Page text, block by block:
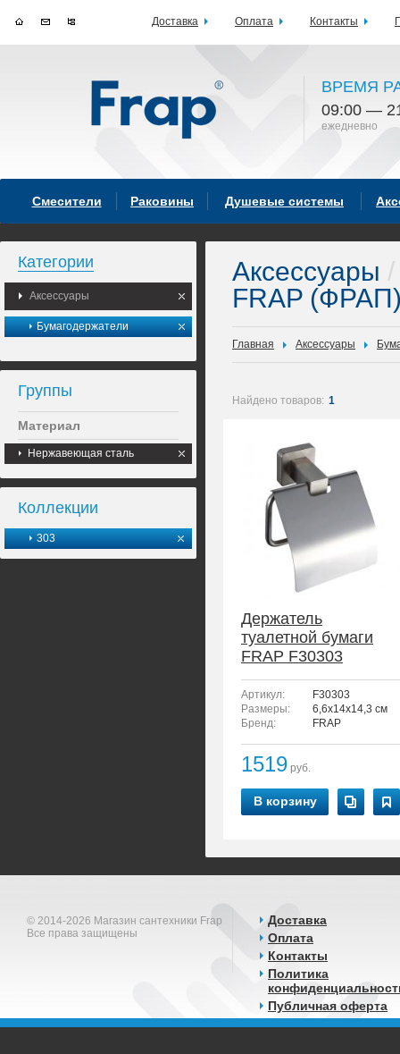
ВРЕМЯ
09:00 —
ежедневно
Смесители Раковины Душевые системы
Категории
Аксессуары
Бумагодержатели
Группы
Материал
Нержавеющая сталь
Коллекции
303
Аксессуары /
FRAP
Главная Аксессуары
Найдено товаров: 1
Держатель
туалетной бумаги
FRAP F30303
Артикул:
F30303
Размеры:
6,6x14x14,3 см
Бренд:
FRAP
1519 руб.
В корзину
© 2014-2026 Магазин сантехники Frap
Все права защищены
Доставка
Оплата
Контакты
Политика
Публичная оферта
Доставка Оплата Контакты